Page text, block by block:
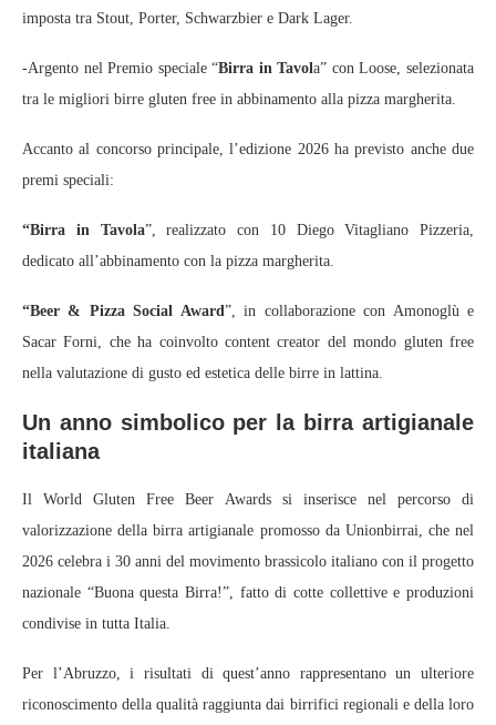
imposta tra Stout, Porter, Schwarzbier e Dark Lager.
-Argento nel Premio speciale “Birra in Tavola” con Loose, selezionata
tra le migliori birre gluten free in abbinamento alla pizza margherita.
Accanto al concorso principale, l’edizione 2026 ha previsto anche due
premi speciali:
“Birra in Tavola”, realizzato con 10 Diego Vitagliano Pizzeria,
dedicato all’abbinamento con la pizza margherita.
“Beer & Pizza Social Award ”, in collaborazione con Amonoglù e
Sacar Forni, che ha coinvolto content creator del mondo gluten free
nella valutazione di gusto ed estetica delle birre in lattina.
Un anno simbolico per la birra artigianale
italiana
Il World Gluten Free Beer Awards si inserisce nel percorso di
valorizzazione della birra artigianale promosso da Unionbirrai, che nel
2026 celebra i 30 anni del movimento brassicolo italiano con il progetto
nazionale “Buona questa Birra!”, fatto di cotte collettive e produzioni
condivise in tutta Italia.
Per l’Abruzzo, i risultati di quest’anno rappresentano un ulteriore
riconoscimento della qualità raggiunta dai birrifici regionali e della loro